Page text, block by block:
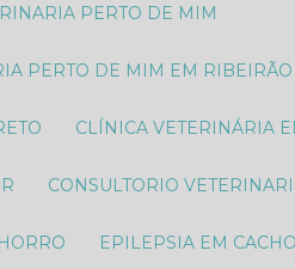
PERTO DE MIM
PERTO DE MIM EM
CLÍNICA VETERINÁRIA
CONSULTORIO
EPILEPSIA EM